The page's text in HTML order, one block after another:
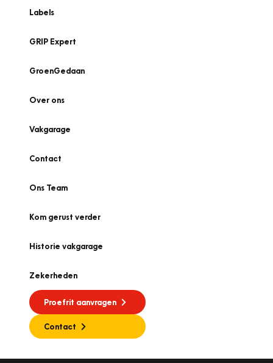
Labels
GRIP Expert
GroenGedaan
Over ons
Vakgarage
Contact
Ons Team
Kom gerust verder
Historie vakgarage
Zekerheden
Proefrit aanvragen
Contact